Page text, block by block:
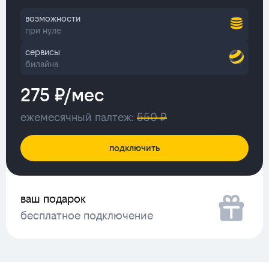
возможности
при нуле
сервисы
билайна
275 ₽/мес
ежемесячный палтеж: 550 ₽
подключить
ваш подарок
бесплатное подключение